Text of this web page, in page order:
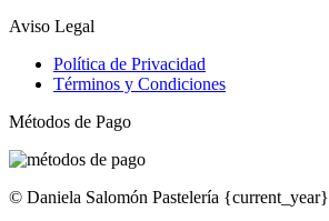
Aviso Legal
Política de Privacidad
Términos y Condiciones
Métodos de Pago
© Daniela Salomón Pastelería {current_year}